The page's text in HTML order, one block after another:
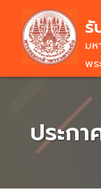
main
content
รั
มห
พร
ประก